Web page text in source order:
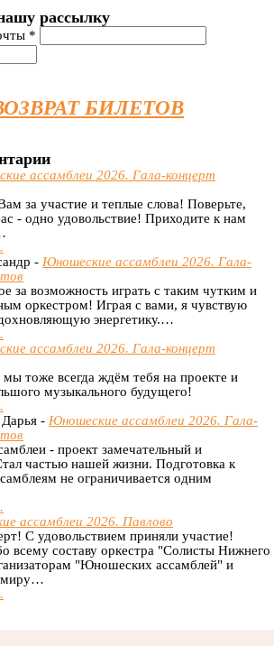
рассылку
*
БИЛЕТОВ
ассамблеи 2026. Гала-концерт
за участие и теплые слова! Поверьте,
- одно удовольствие! Приходите к нам
- Юношеские ассамблеи 2026. Гала-
за возможность играть с таким чутким и
оркестром! Играя с вами, я чувствую
энергетику.…
ассамблеи 2026. Гала-концерт
тоже всегда ждём тебя на проекте и
музыкального будущего!
- Юношеские ассамблеи 2026. Гала-
- проект замечательный и
частью нашей жизни. Подготовка к
не ограничивается одним
ассамблеи 2026. Павлово
С удовольствием приняли участие!
всему составу оркестра "Солисты Нижнего
"Юношеских ассамблей" и